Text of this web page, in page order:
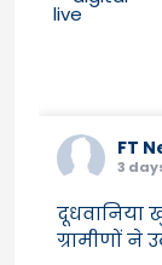
FT
3
दूधवानिया
ग्रामीणों ने